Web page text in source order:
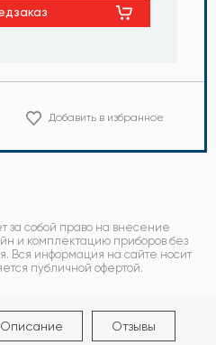
Добавить в избранное
за собой право на внесение
и комплектацию приборов без
Вся информация на сайте носит
публичной офертой.
Описание Отзывы